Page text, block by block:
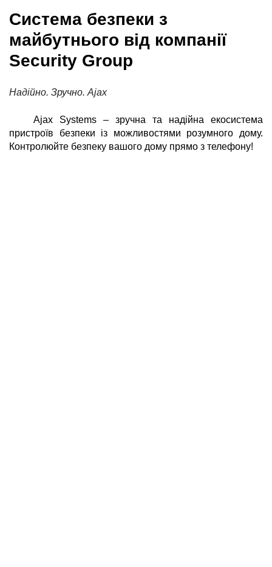
Система безпеки з
майбутнього від компанії
Security Group
Надійно. Зручно. Ajax
Ajax Systems – зручна та надійна екосистема
пристроїв безпеки із можливостями розумного дому.
Контролюйте безпеку вашого дому прямо з телефону!